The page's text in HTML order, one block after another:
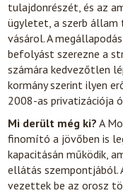
tulajdonrészét, és az
ügyletet, a szerb állam
vásárol. A
befolyást szerezne a
számára kedvezőtlen
kormány szerint ilyen
2008-as privatizációja
Mi derült még ki? A
finomító a jövőben is
kapacitásán működik,
ellátás szempontjából.
vezettek be az orosz